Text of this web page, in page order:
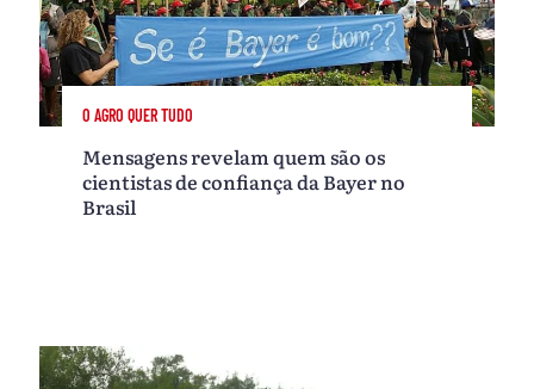
O AGRO QUER TUDO
Mensagens revelam quem são os
cientistas de confiança da Bayer no
Brasil